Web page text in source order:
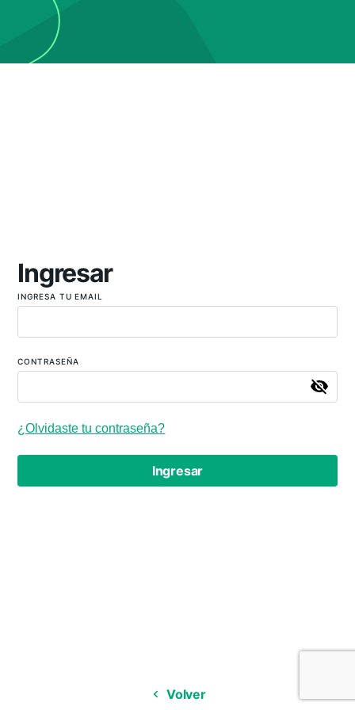
Ingresar
INGRESA TU EMAIL
CONTRASEÑA
¿Olvidaste tu contraseña?
Ingresar
Volver